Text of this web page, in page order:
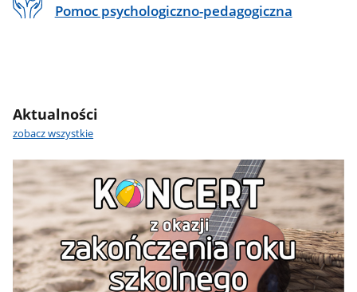
Pomoc psychologiczno-pedagogiczna
Aktualności
zobacz wszystkie